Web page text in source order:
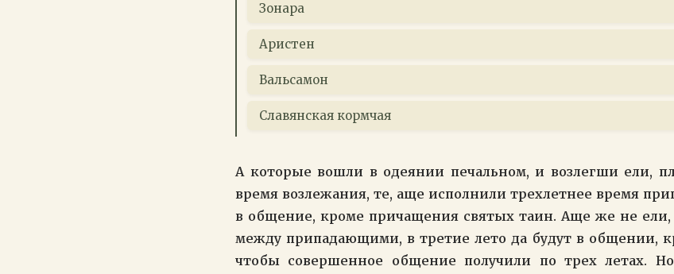
Зонара
Аристен
Вальсамон
Славянская кормчая
А которые вошли в одеянии печальном, и возлегши ели,
время возлежания, те, аще исполнили трехлетнее время
в общение, кроме причащения святых таин. Аще же не ели,
между припадающими, в третие лето да будут в общении,
чтобы совершенное общение получили по трех летах.